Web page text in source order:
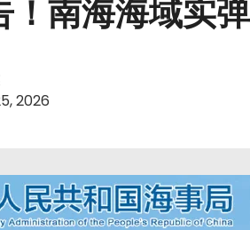
！南海海域实
2026